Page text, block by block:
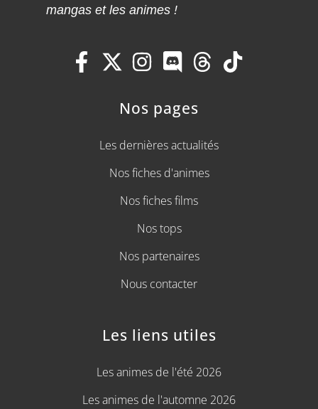
mangas et les animes !
Nos pages
Les dernières actualités
Nos fiches d'animes
Nos fiches films
Nos tops
Nos partenaires
Nous contacter
Les liens utiles
Les animes de l'été 2026
Les animes de l'automne 2026